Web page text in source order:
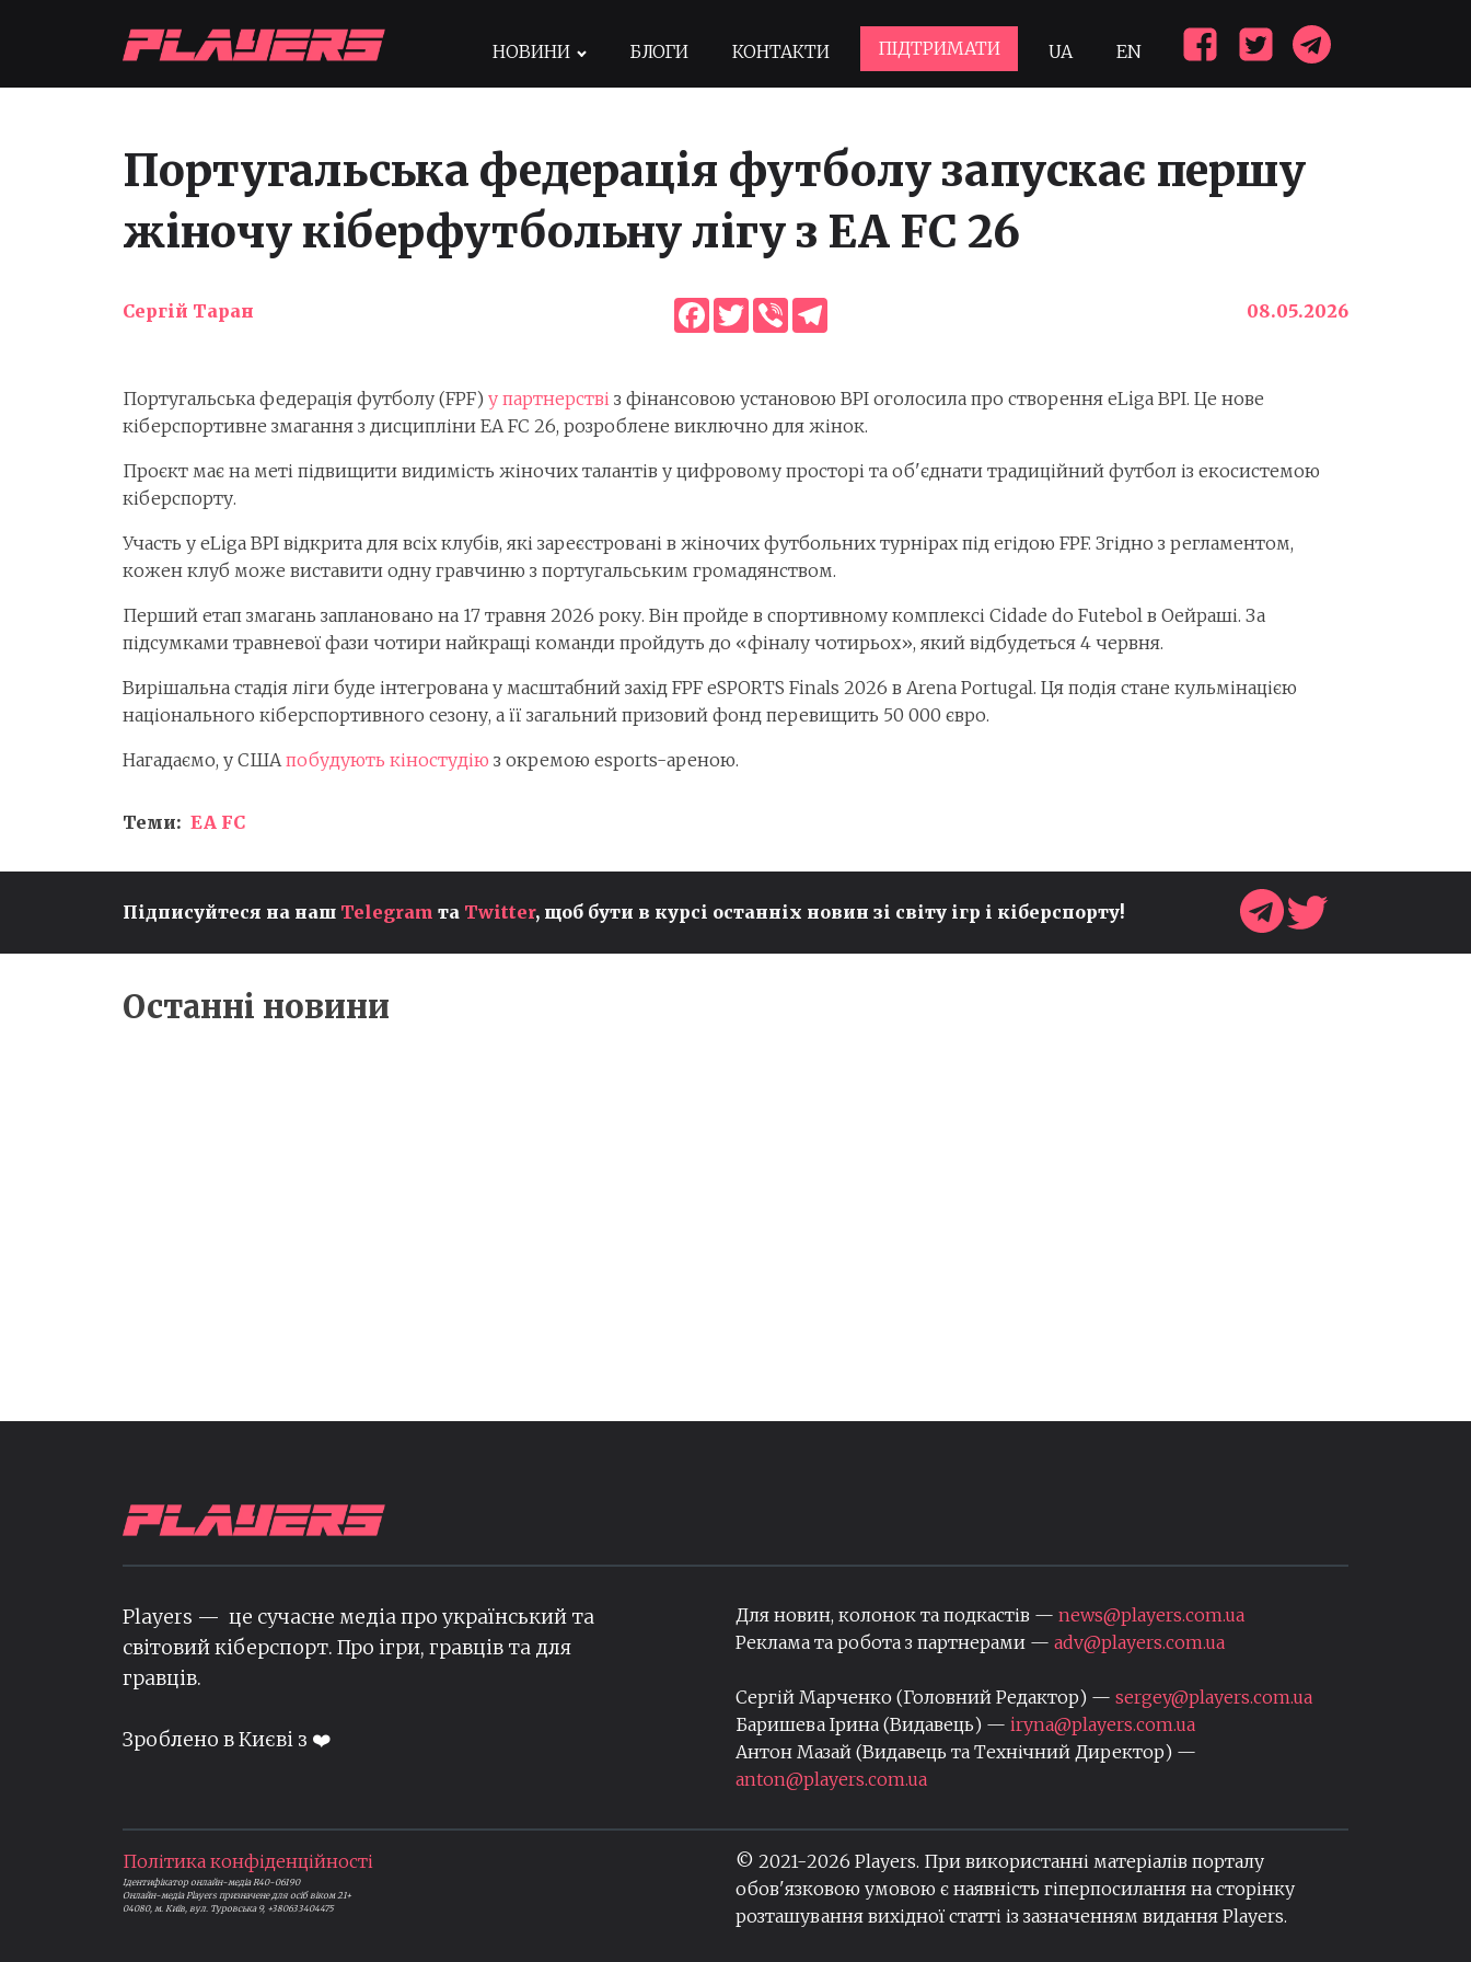
НОВИНИ БЛОГИ КОНТАКТИ ПІДТРИМАТИ UA EN
Португальська федерація футболу запускає першу
жіночу кіберфутбольну лігу з EA FC 26
Сергій Таран Facebook
Twitter
ViberTelegram 08.05.2026
Португальська федерація футболу (FPF) у партнерстві з фінансовою установою BPI оголосила про створення eLiga BPI. Це нове
кіберспортивне змагання з дисципліни EA FC 26, розроблене виключно для жінок.
Проєкт має на меті підвищити видимість жіночих талантів у цифровому просторі та об'єднати традиційний футбол із екосистемою
кіберспорту.
Участь у eLiga BPI відкрита для всіх клубів, які зареєстровані в жіночих футбольних турнірах під егідою FPF. Згідно з регламентом,
кожен клуб може виставити одну гравчиню з португальським громадянством.
Перший етап змагань заплановано на 17 травня 2026 року. Він пройде в спортивному комплексі Cidade do Futebol в Оейраші. За
підсумками травневої фази чотири найкращі команди пройдуть до «фіналу чотирьох», який відбудеться 4 червня.
Вирішальна стадія ліги буде інтегрована у масштабний захід FPF eSPORTS Finals 2026 в Arena Portugal. Ця подія стане кульмінацією
національного кіберспортивного сезону, а її загальний призовий фонд перевищить 50 000 євро.
Нагадаємо, у СШАпобудують кіностудію з окремою esports-ареною.
Теми: EA FC
Підписуйтеся на наш Telegram та Twitter, щоб бути в курсі останніх новин зі світу ігр і кіберспорту!
Останні новини
ROCKSTAR АНОНСУВАЛА
РОЗШИРЕНИЙ ОГЛЯД GTA 6:
ВЖЕ ЦЬОГО МІСЯЦЯ
ФЕНТЕЗІЙНИЙ ЕКШЕН
УКРАЇНСЬКА ІГРОВА
ІНДУСТРІЯ БУДЕ
ПРЕДСТАВЛЕНА НА
Players — це сучасне медіа про український та
світовий кіберспорт. Про ігри, гравців та для
гравців.
Зроблено в Києві з ❤️
Для новин, колонок та подкастів — news@players.com.ua
Реклама та робота з партнерами — adv@players.com.ua
Сергій Марченко (Головний Редактор) — sergey@players.com.ua
Баришева Ірина (Видавець) — iryna@players.com.ua
Антон Мазай (Видавець та Технічний Директор) —
anton@players.com.ua
Політика конфіденційності
Ідентифікатор онлайн-медіа R40-06190
Онлайн-медіа Players призначене для осіб віком 21+
04080, м. Київ, вул. Туровська 9, +380633404475
© 2021-2026 Players. При використанні матеріалів порталу
обов'язковою умовою є наявність гіперпосилання на сторінку
розташування вихідної статті із зазначенням видання Players.